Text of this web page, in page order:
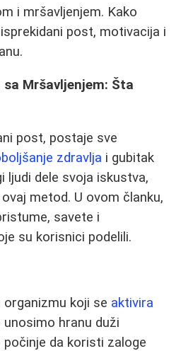
i mršavljenjem. Kako
post, motivacija i
Mršavljenjem: Šta
post, postaje sve
zdravlja i gubitak
ljudi dele svoja iskustva,
metod. U ovom članku,
savete i
su korisnici podelili.
koji se aktivira
unosimo hranu duži
da koristi zaloge